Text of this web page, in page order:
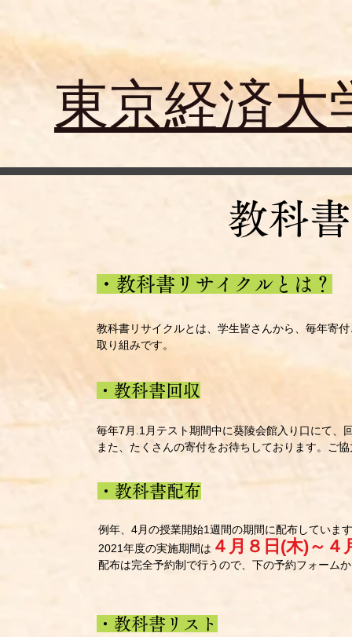
東京経済大
教科
​・教科書リサイクルとは？​
教科書リサイクルとは、学生皆さんから、毎年寄
取り組みです。
・教科書回収
毎年7月.1月テスト期間中に葵陵会館入り口にて、
また 、たくさんの寄付をお待ちしております。ご
・教科書配布
例年、4月の授業開始1週間の期間に配布していま
2021年度の実施期間は ４月８日(木)～４
配布は完全予約制で行うので、下の予約フォーム
・教科書リスト